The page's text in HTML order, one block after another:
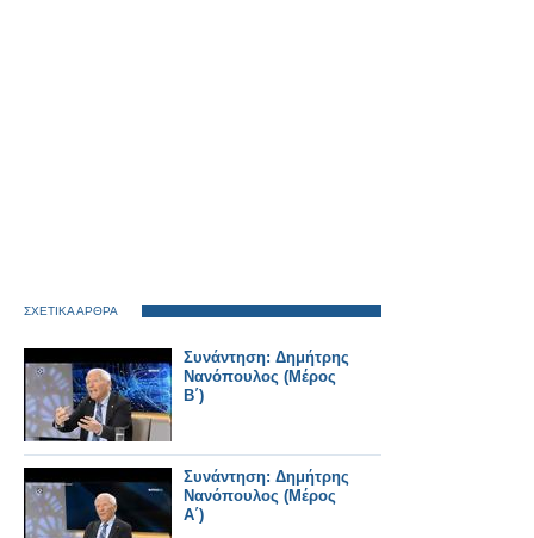
ΣΧΕΤΙΚΑ ΑΡΘΡΑ
Συνάντηση: Δημήτρης
Νανόπουλος (Μέρος
Β΄)
Συνάντηση: Δημήτρης
Νανόπουλος (Μέρος
Α΄)